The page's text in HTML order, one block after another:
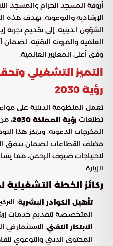
أروقة المسجد الحرام والمسجد
الإرشادية والتوعوية. تهدف هذه
الشؤون الدينية، إلى تقديم تجربة
العلمية والمرونة التقنية،
وفق أعلى المعايير العالمية.
التميز التشغيلي
رؤية 2030
تعمل المنظومة الدينية على
تطلعات رؤية المملكة 2030
،
المخرجات الدعوية. ويرتكز هذا
مختلف القطاعات لضمان تدفق
لاحتياجات ضيوف الرحمن، مما
للزيارة.
ركائز الخطة
تأهيل الكوادر البشرية:
المتخصصة لتقديم خدمات
الابتكار التقني: الاستثمار في
المحتوى الديني والتوعوي